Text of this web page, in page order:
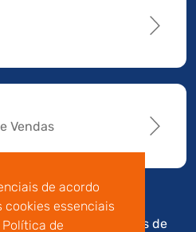
de acordo
cookies essenciais
de
Vendas
Termos de
Código de